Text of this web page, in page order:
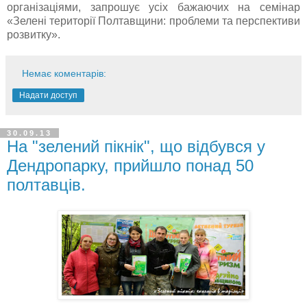
організаціями, запрошує усіх бажаючих на семінар
«Зелені території Полтавщини: проблеми та перспективи
розвитку».
Немає коментарів:
Надати доступ
30.09.13
На "зелений пікнік", що відбувся у
Дендропарку, прийшло понад 50
полтавців.